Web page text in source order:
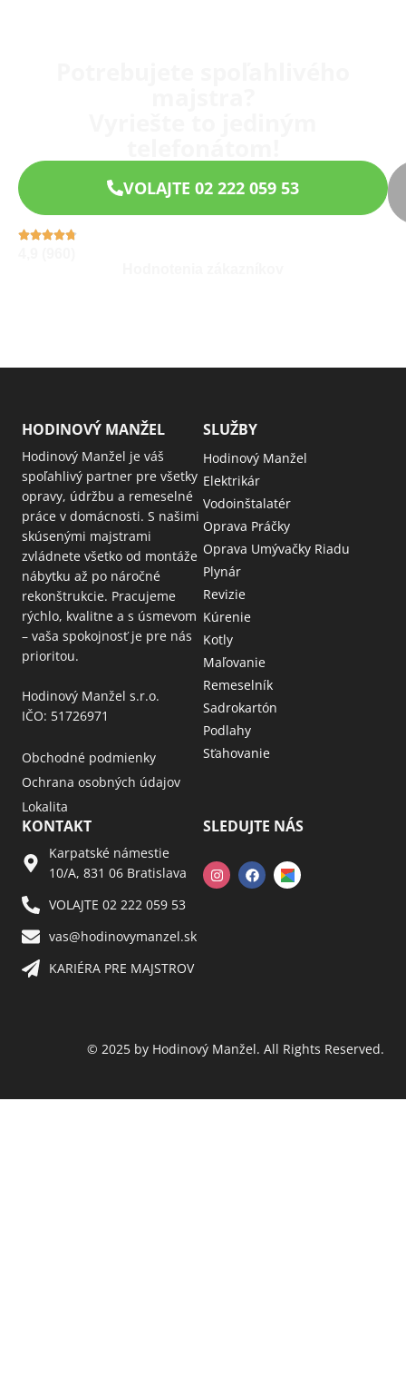
VOLAJTE 02 222 059 53
HODINOVÝ MANŽEL
Hodinový Manžel je váš
spoľahlivý partner pre všetky
opravy, údržbu a remeselné
práce v domácnosti. S našimi
skúsenými majstrami
zvládnete všetko od montáže
nábytku až po náročné
rekonštrukcie. Pracujeme
rýchlo, kvalitne a s úsmevom
– vaša spokojnosť je pre nás
prioritou.
Hodinový Manžel s.r.o.
IČO: 51726971
Obchodné podmienky
Ochrana osobných údajov
Lokalita
SLUŽBY
Hodinový Manžel
Elektrikár
Vodoinštalatér
Oprava Práčky
Oprava Umývačky Riadu
Plynár
Revizie
Kúrenie
Kotly
Maľovanie
Remeselník
Sadrokartón
Podlahy
Sťahovanie
KONTAKT
Karpatské námestie
10/A, 831 06 Bratislava
VOLAJTE 02 222 059 53​
vas@hodinovymanzel.sk​
KARIÉRA PRE MAJSTROV​
SLEDUJTE NÁS
© 2025 by Hodinový Manžel. All Rights Reserved.